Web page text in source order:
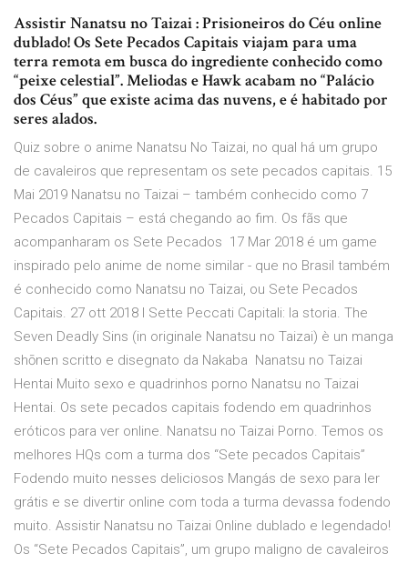
Assistir Nanatsu no Taizai : Prisioneiros do Céu online
dublado! Os Sete Pecados Capitais viajam para uma
terra remota em busca do ingrediente conhecido como
“peixe celestial”. Meliodas e Hawk acabam no “Palácio
dos Céus” que existe acima das nuvens, e é habitado por
seres alados.
Quiz sobre o anime Nanatsu No Taizai, no qual há um grupo
de cavaleiros que representam os sete pecados capitais. 15
Mai 2019 Nanatsu no Taizai – também conhecido como 7
Pecados Capitais – está chegando ao fim. Os fãs que
acompanharam os Sete Pecados 17 Mar 2018 é um game
inspirado pelo anime de nome similar - que no Brasil também
é conhecido como Nanatsu no Taizai, ou Sete Pecados
Capitais. 27 ott 2018 I Sette Peccati Capitali: la storia. The
Seven Deadly Sins (in originale Nanatsu no Taizai) è un manga
shōnen scritto e disegnato da Nakaba Nanatsu no Taizai
Hentai Muito sexo e quadrinhos porno Nanatsu no Taizai
Hentai. Os sete pecados capitais fodendo em quadrinhos
eróticos para ver online. Nanatsu no Taizai Porno. Temos os
melhores HQs com a turma dos “Sete pecados Capitais”
Fodendo muito nesses deliciosos Mangás de sexo para ler
grátis e se divertir online com toda a turma devassa fodendo
muito. Assistir Nanatsu no Taizai Online dublado e legendado!
Os “Sete Pecados Capitais”, um grupo maligno de cavaleiros